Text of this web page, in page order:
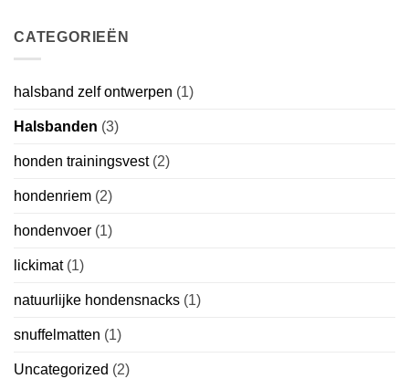
CATEGORIEËN
halsband zelf ontwerpen (1)
Halsbanden (3)
honden trainingsvest(2)
hondenriem (2)
hondenvoer (1)
lickimat(1)
natuurlijke hondensnacks (1)
snuffelmatten (1)
Uncategorized (2)